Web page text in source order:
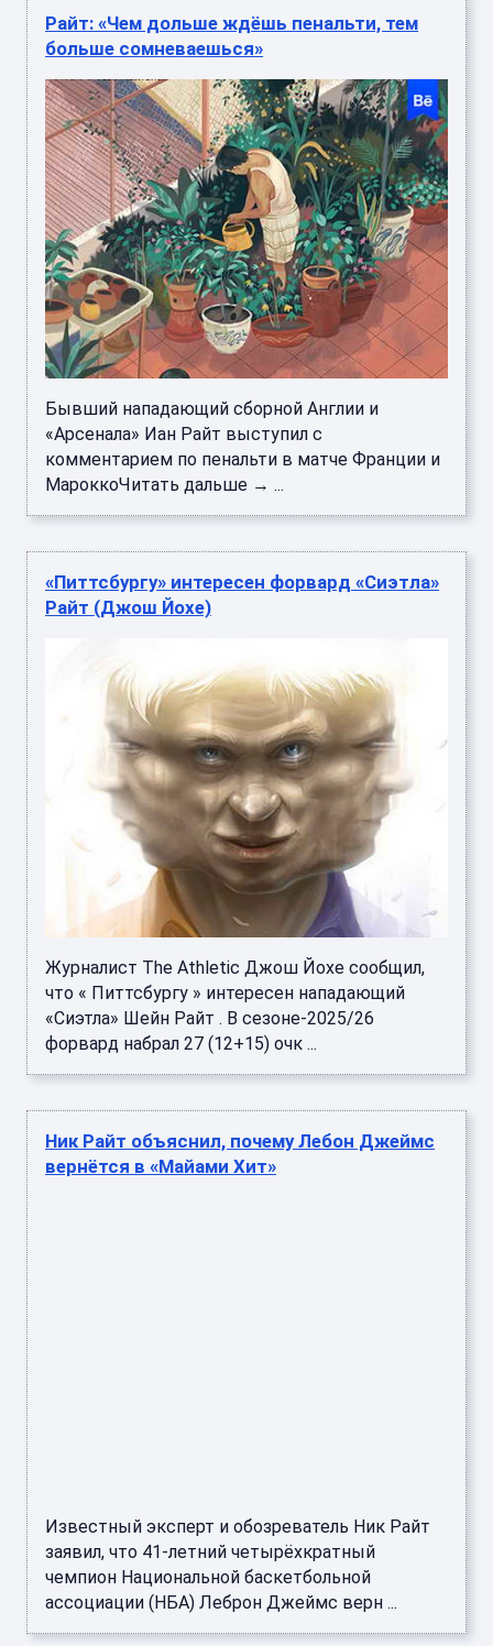
Райт: «Чем дольше ждёшь пенальти, тем
больше сомневаешься»
Бывший нападающий сборной Англии и
«Арсенала» Иан Райт выступил с
комментарием по пенальти в матче Франции и
МароккоЧитать дальше → ...
«Питтсбургу» интересен форвард «Сиэтла»
Райт (Джош Йохе)
Журналист The Athletic Джош Йохе сообщил,
что « Питтсбургу » интересен нападающий
«Сиэтла» Шейн Райт . В сезоне-2025/26
форвард набрал 27 (12+15) очк ...
Ник Райт объяснил, почему Лебон Джеймс
вернётся в «Майами Хит»
Известный эксперт и обозреватель Ник Райт
заявил, что 41-летний четырёхкратный
чемпион Национальной баскетбольной
ассоциации (НБА) Леброн Джеймс верн ...